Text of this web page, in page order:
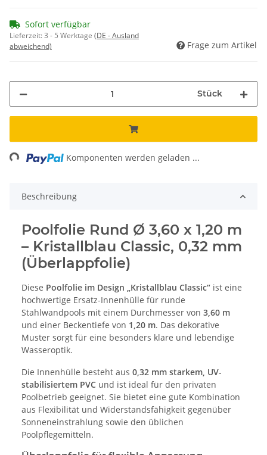
Sofort verfügbar
Lieferzeit:3 - 5 Werktage (DE - Ausland
abweichend)
Frage zum Artikel
Stück
Komponenten werden geladen ...
Beschreibung
Poolfolie Rund Ø 3,60 x 1,20 m
– Kristallblau Classic, 0,32 mm
(Überlappfolie)
Diese Poolfolie im Design „Kristallblau Classic“ ist eine
hochwertige Ersatz-Innenhülle für runde
Stahlwandpools mit einem Durchmesser von 3,60 m
und einer Beckentiefe von 1,20 m. Das dekorative
Muster sorgt für eine besonders klare und lebendige
Wasseroptik.
Die Innenhülle besteht aus 0,32 mm starkem, UV-
stabilisiertem PVC und ist ideal für den privaten
Poolbetrieb geeignet. Sie bietet eine gute Kombination
aus Flexibilität und Widerstandsfähigkeit gegenüber
Sonneneinstrahlung sowie den üblichen
Poolpflegemitteln.